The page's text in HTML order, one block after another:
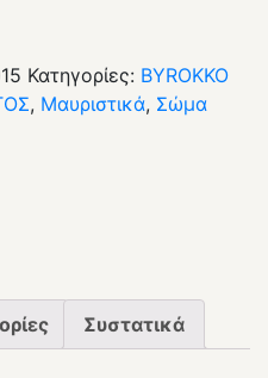
Κατηγορίες: BYROKKO
, Μαυριστικά, Σώμα
Συστατικά